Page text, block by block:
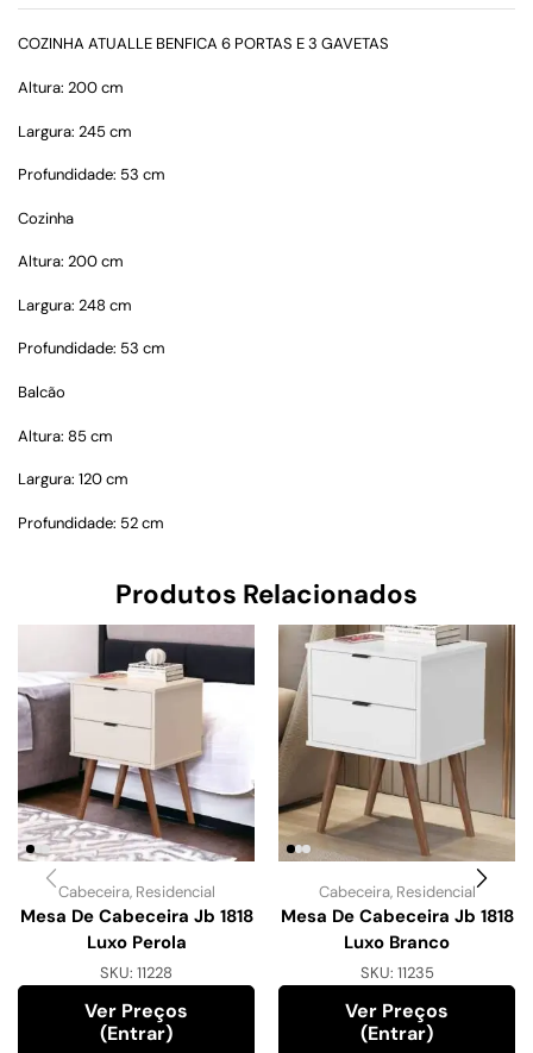
COZINHA ATUALLE BENFICA 6 PORTAS E 3 GAVETAS
Altura: 200 cm
Largura: 245 cm
Profundidade: 53 cm
Cozinha
Altura: 200 cm
Largura: 248 cm
Profundidade: 53 cm
Balcão
Altura: 85 cm
Largura: 120 cm
Profundidade: 52 cm
Produtos Relacionados
Cabeceira, Residencial
Mesa De Cabeceira Jb 1818
Luxo Perola
SKU: 11228
Ver Preços
(entrar)
Cabeceira, Residencial
Mesa De Cabeceira Jb 1818
Luxo Branco
SKU: 11235
Ver Preços
(entrar)